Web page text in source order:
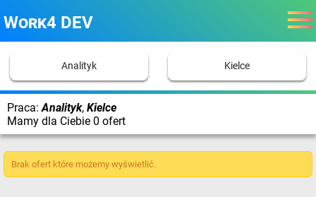
Work4 DEV
Analityk Kielce
Praca: Analityk, Kielce
Mamy dla Ciebie 0 ofert
Brak ofert które możemy wyświetlić.